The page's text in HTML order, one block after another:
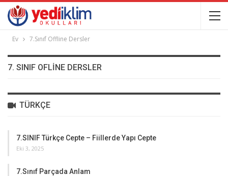
Ev 7.Sınıf Offline Dersler
7. SINIF OFLINE DERSLER
TÜRKÇE
7.SINIF Türkçe Cepte – Fiillerde Yapı Cepte
Eki 3, 2025
7.Sınıf Parçada Anlam